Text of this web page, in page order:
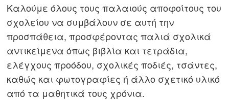
Καλούμε όλους τους παλαιούς αποφοίτους του
σχολείου να συμβάλουν σε αυτή την
προσπάθεια, προσφέροντας παλιά σχολικά
αντικείμενα όπως βιβλία και τετράδια,
ελέγχους προόδου, σχολικές ποδιές, τσάντες,
καθώς και φωτογραφίες ή άλλο σχετικό υλικό
από τα μαθητικά τους χρόνια.